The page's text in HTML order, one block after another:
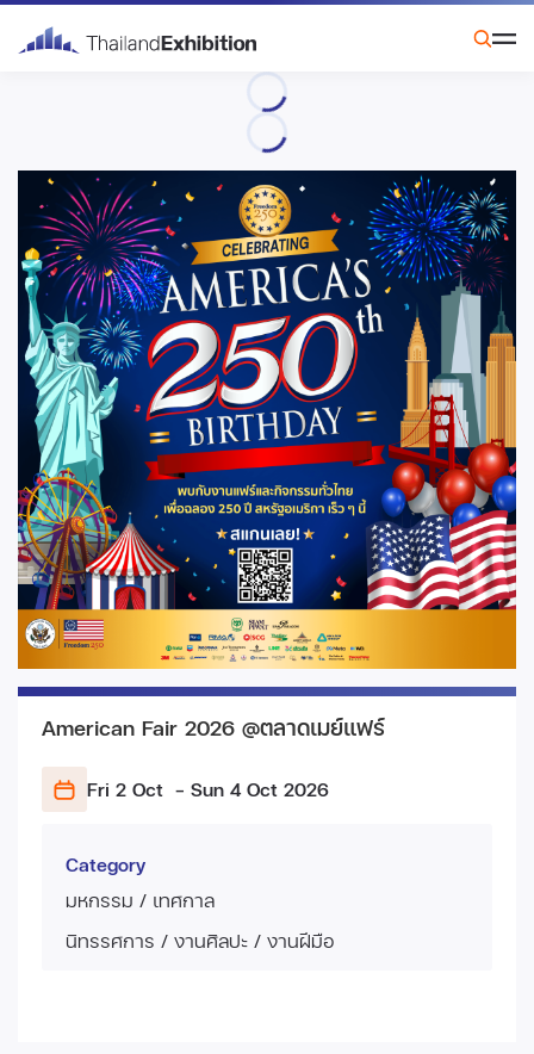
American Fair 2026 @ตลาดเมย์แฟร์
Fri 2 Oct - Sun 4 Oct 2026
Category
มหกรรม / เทศกาล
นิทรรศการ / งานศิลปะ / งานฝีมือ